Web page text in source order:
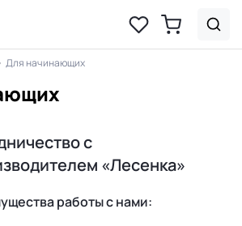
Для начинающих
с
«Лесенка»
работы с нами: